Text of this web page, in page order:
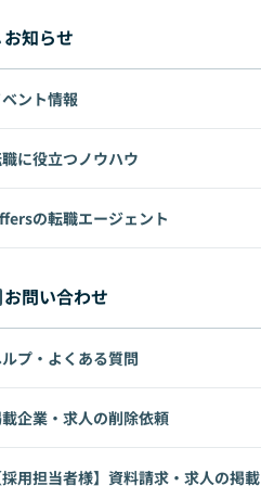
お知らせ
ント情報
に役立つノウハウ
の転職エージェント
お問い合わせ
プ・よくある質問
企業・求人の削除依頼
用担当者様】資料請求・求人の掲載